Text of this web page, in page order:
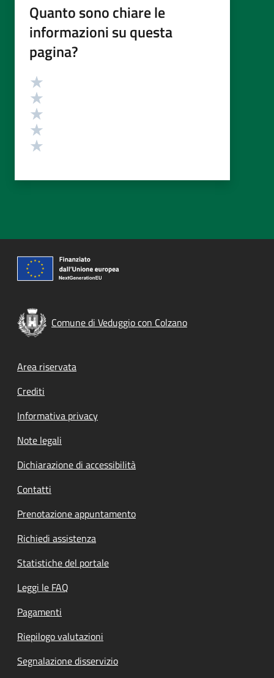
Quanto sono chiare le
informazioni su questa
pagina?
Valutazione
Comune di Veduggio con Colzano
Footer menu
Area riservata
Crediti
Informativa privacy
Note legali
Dichiarazione di accessibilità
Contatti
Prenotazione appuntamento
Richiedi assistenza
Statistiche del portale
Leggi le FAQ
Pagamenti
Riepilogo valutazioni
Segnalazione disservizio